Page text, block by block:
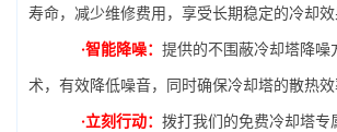
寿命，减少维修费用，享受长期稳定的冷却效
·智能降噪： 提供的不围蔽冷却塔降噪
术，有效降低噪音，同时确保冷却塔的散热效
·立刻行动： 拨打我们的免费冷却塔专